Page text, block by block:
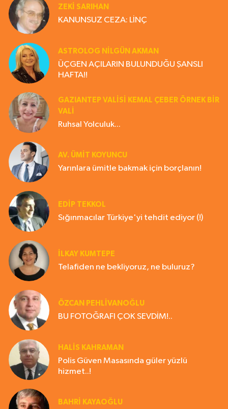
ZEKI SARIHAN
KANUNSUZ CEZA: LİNÇ
ASTROLOG NILGÜN AKMAN
ÜÇGEN AÇILARIN BULUNDUĞU ŞANSLI
HAFTA!!
GAZIANTEP VALISI KEMAL ÇEBER ÖRNEK BİR
VALİ
Ruhsal Yolculuk...
AV. ÜMIT KOYUNCU
Yarınlara ümitle bakmak için borçlanın!
EDIP TEKKOL
Sığınmacılar Türkiye'yi tehdit ediyor (!)
İLKAY KUMTEPE
Telafiden ne bekliyoruz, ne buluruz?
ÖZCAN PEHLİVANOĞLU
BU FOTOĞRAFI ÇOK SEVDİM!..
HALIS KAHRAMAN
Polis Güven Masasında güler yüzlü
hizmet..!
BAHRI KAYAOĞLU